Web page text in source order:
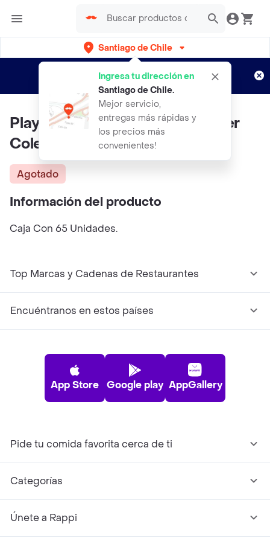
Santiago de Chile
Ingresa tu dirección en
Santiago de Chile.
Mejor servicio,
entregas más rápidas y
los precios más
convenientes!
envíos gratis por semanas
Aplican TyC
Play Doh Masa Moldeable Super
Coleccion De Colores
Agotado
Información del producto
Caja Con 65 Unidades.
Top Marcas y Cadenas de Restaurantes
Encuéntranos en estos países
App Store Google play AppGallery
Pide tu comida favorita cerca de ti
Categorías
Únete a Rappi